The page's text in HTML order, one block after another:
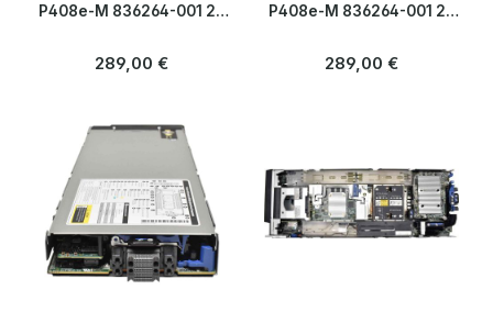
P408e-M 836264-001 2x
Regulärer Preis:
289,00 €
P408e-M 836264-001 2x
Regulärer Preis:
289,00 €